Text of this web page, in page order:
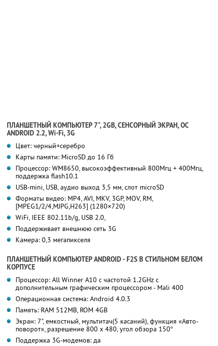
ПЛАНШЕТНЫЙ КОМПЬЮТЕР 7", 2GB, СЕНСОРНЫЙ ЭКРАН, ОС
ANDROID 2.2, Wi-Fi, 3G
Цвет: черный+серебро
Карты памяти: MicroSD до 16 Гб
Процессор: WM8650, высокоэффективный 800Мгц + 400Мгц,
поддержка flash10.1
USB-mini, USB, аудио выход 3,5 мм, слот microSD
Форматы видео: MP4, AVI, MKV, 3GP, MOV, RM,
[MPEG1/2/4,MJPG,H263] (1280×720)
WiFi, IEEE 802.11b/g, USB 2.0,
Поддерживает внешнюю сеть 3G
Камера: 0,3 мегапикселя
ПЛАНШЕТНЫЙ КОМПЬЮТЕР ANDROID - F2S В СТИЛЬНОМ БЕЛОМ
КОРПУСЕ
Процессор: All Winner A10 с частотой 1.2GHz с
дополнительным графическим процессором - Mali 400
Операционная система: Android 4.0.3
Память: RAM 512MB, ROM 4GB
Экран: 7", емкостный, мультитач(5 касаний), функция «Авто-
поворот», разрешение 800 x 480, угол обзора 150°
Поддержка 3G-модемов: да